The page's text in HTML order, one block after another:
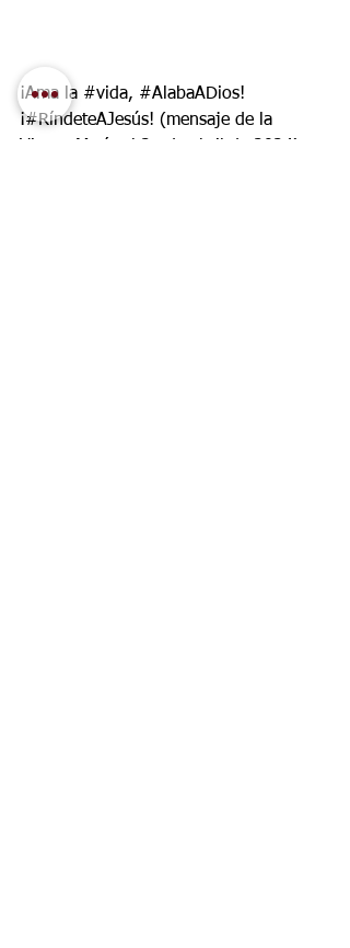
¡Ama la #vida, #AlabaADios!
¡#RíndeteAJesús! (mensaje de la